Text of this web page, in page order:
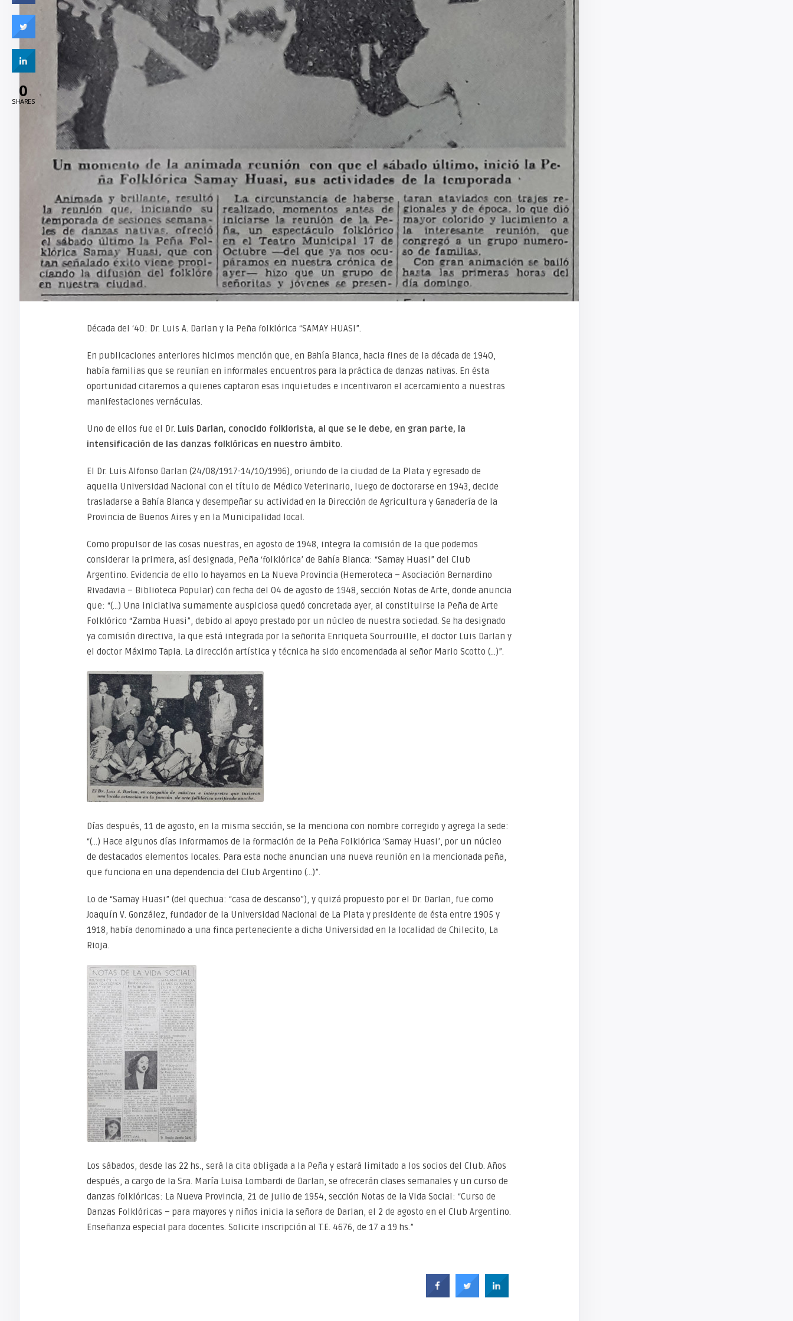
Década del ‘40: Dr. Luis A. Darlan y la Peña folklórica “SAMAY HUASI”.
En publicaciones anteriores hicimos mención que, en Bahía Blanca, hacia fines de la década de 1940,
había familias que se reunían en informales encuentros para la práctica de danzas nativas. En ésta
oportunidad citaremos a quienes captaron esas inquietudes e incentivaron el acercamiento a nuestras
manifestaciones vernáculas.
Uno de ellos fue el Dr. Luis Darlan, conocido folklorista, al que se le debe, en gran parte, la
intensificación de las danzas folklóricas en nuestro ámbito.
El Dr. Luis Alfonso Darlan (24/08/1917-14/10/1996), oriundo de la ciudad de La Plata y egresado de
aquella Universidad Nacional con el título de Médico Veterinario, luego de doctorarse en 1943, decide
trasladarse a Bahía Blanca y desempeñar su actividad en la Dirección de Agricultura y Ganadería de la
Provincia de Buenos Aires y en la Municipalidad local.
Como propulsor de las cosas nuestras, en agosto de 1948, integra la comisión de la que podemos
considerar la primera, así designada, Peña ‘folklórica’ de Bahía Blanca: “Samay Huasi” del Club
Argentino. Evidencia de ello lo hayamos en La Nueva Provincia (Hemeroteca – Asociación Bernardino
Rivadavia – Biblioteca Popular) con fecha del 04 de agosto de 1948, sección Notas de Arte, donde anuncia
que: “(…) Una iniciativa sumamente auspiciosa quedó concretada ayer, al constituirse la Peña de Arte
Folklórico “Zamba Huasi”, debido al apoyo prestado por un núcleo de nuestra sociedad. Se ha designado
ya comisión directiva, la que está integrada por la señorita Enriqueta Sourrouille, el doctor Luis Darlan y
el doctor Máximo Tapia. La dirección artística y técnica ha sido encomendada al señor Mario Scotto (…)”.
Días después, 11 de agosto, en la misma sección, se la menciona con nombre corregido y agrega la sede:
“(…) Hace algunos días informamos de la formación de la Peña Folklórica ‘Samay Huasi’, por un núcleo
de destacados elementos locales. Para esta noche anuncian una nueva reunión en la mencionada peña,
que funciona en una dependencia del Club Argentino (…)”.
Lo de “Samay Huasi” (del quechua: “casa de descanso”), y quizá propuesto por el Dr. Darlan, fue como
Joaquín V. González, fundador de la Universidad Nacional de La Plata y presidente de ésta entre 1905 y
1918, había denominado a una finca perteneciente a dicha Universidad en la localidad de Chilecito, La
Rioja.
Los sábados, desde las 22 hs., será la cita obligada a la Peña y estará limitado a los socios del Club. Años
después, a cargo de la Sra. María Luisa Lombardi de Darlan, se ofrecerán clases semanales y un curso de
danzas folklóricas: La Nueva Provincia, 21 de julio de 1954, sección Notas de la Vida Social: “Curso de
Danzas Folklóricas – para mayores y niños inicia la señora de Darlan, el 2 de agosto en el Club Argentino.
Enseñanza especial para docentes. Solicite inscripción al T.E. 4676, de 17 a 19 hs.”
0
SHARES